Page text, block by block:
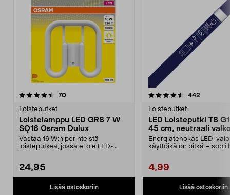
70arvostelut
Loisteputket
Loistelamppu LED GR8 7 W
SQ16 Osram Dulux
Vastaa 16 W:n perinteistä
loisteputkea, jossa ei ole LED-
24,95
Lisää ostoskoriin
4.5 viidestä
442
Loisteputket
LED Loisteputki T8
45 cm, neutraali
Energiatehokas LED-
käyttöikä on pitkä – sopii
4,99
Lisää ostoskoriin
4.5 viidestä